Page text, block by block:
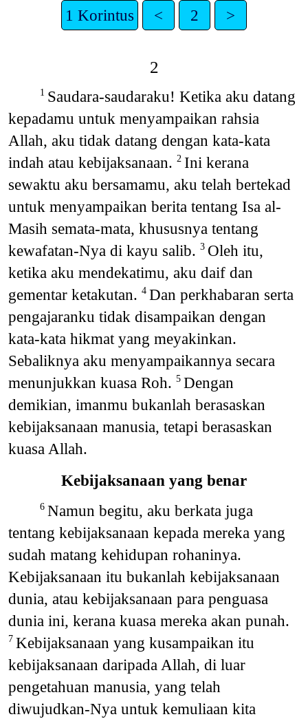
1 Korintus < 2 >
2
1 Saudara-saudaraku! Ketika aku datang
kepadamu untuk menyampaikan rahsia
Allah, aku tidak datang dengan kata-kata
indah atau kebijaksanaan. 2 Ini kerana
sewaktu aku bersamamu, aku telah bertekad
untuk menyampaikan berita tentang Isa al-
Masih semata-mata, khususnya tentang
kewafatan-Nya di kayu salib. 3 Oleh itu,
ketika aku mendekatimu, aku daif dan
gementar ketakutan. 4 Dan perkhabaran serta
pengajaranku tidak disampaikan dengan
kata-kata hikmat yang meyakinkan.
Sebaliknya aku menyampaikannya secara
menunjukkan kuasa Roh. 5 Dengan
demikian, imanmu bukanlah berasaskan
kebijaksanaan manusia, tetapi berasaskan
kuasa Allah.
Kebijaksanaan yang benar
6 Namun begitu, aku berkata juga
tentang kebijaksanaan kepada mereka yang
sudah matang kehidupan rohaninya.
Kebijaksanaan itu bukanlah kebijaksanaan
dunia, atau kebijaksanaan para penguasa
dunia ini, kerana kuasa mereka akan punah.
7 Kebijaksanaan yang kusampaikan itu
kebijaksanaan daripada Allah, di luar
pengetahuan manusia, yang telah
diwujudkan-Nya untuk kemuliaan kita